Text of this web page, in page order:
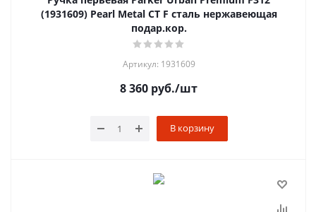
(1931609) Pearl Metal CT F сталь нержавеющая
подар.кор.
Артикул: 1931609
8 360 руб./шт
В корзину